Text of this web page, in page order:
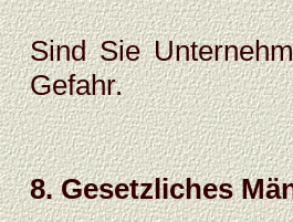
Sind Sie
Gefahr.
8. Gesetzliches